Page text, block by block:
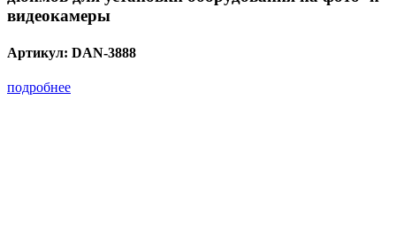
видеокамеры
Артикул: DAN-3888
подробнее